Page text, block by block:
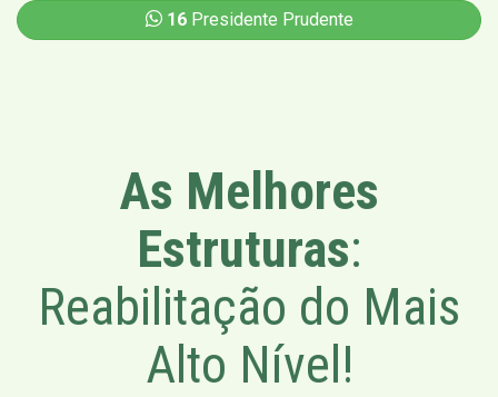
16Presidente Prudente
As Melhores
Estruturas:
Reabilitação do Mais
Alto Nível!